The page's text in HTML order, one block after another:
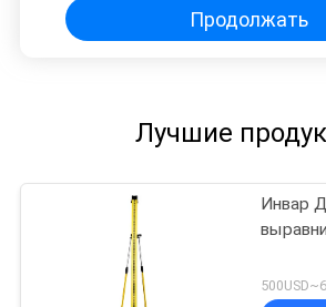
Продолжать
Лучшие
Инвар